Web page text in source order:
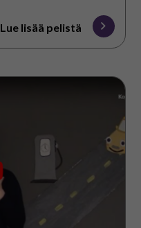
Lue lisää pelistä